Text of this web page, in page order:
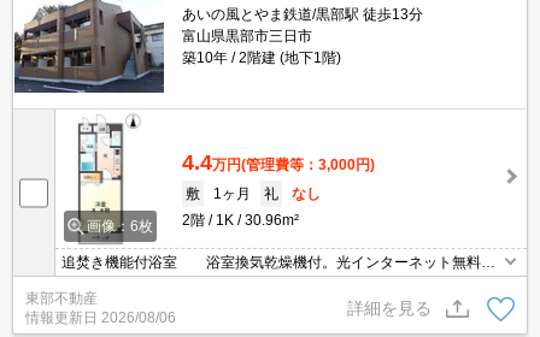
あいの風とやま鉄道/黒部駅 徒歩13分
富山県黒部市三日市
築10年
2階建 (地下1階)
画像：6枚
4.4万円(管理費等：3,000円)
敷
1ヶ月 礼
なし
2階
1K 30.96m²
追焚き機能付浴室 浴室換気乾燥機付。光インターネット無料！
東部不動産
情報更新日 2026/08/06
詳細を見る